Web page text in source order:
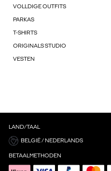
VOLLDIGE OUTFITS
PARKAS
T-SHIRTS
ORIGINALS STUDIO
VESTEN
LAND/TAAL
BELGIË / NEDERLANDS
BETAALMETHODEN